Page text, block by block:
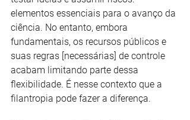
elementos essenciais para o avanço da
ciência. No entanto, embora
fundamentais, os recursos públicos e
suas regras [necessárias] de controle
acabam limitando parte dessa
flexibilidade. É nesse contexto que a
filantropia pode fazer a diferença.